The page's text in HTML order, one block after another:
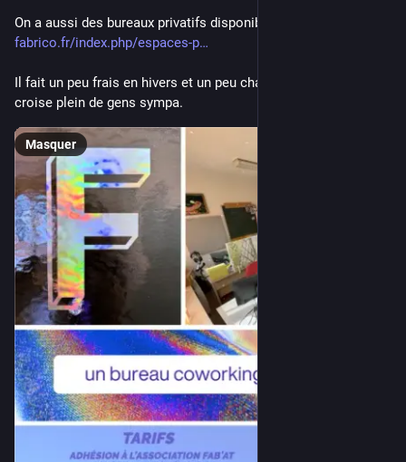
On a aussi des bureaux privatifs disponibles.
fabrico.fr/index.php/espaces-p
Il fait un peu frais en hivers et un peu chaud en été, mais on
croise plein de gens sympa.
Masquer